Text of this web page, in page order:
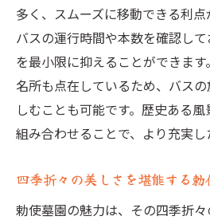
多く、スムーズに移動できる利点
バスの運行時間や本数を確認し
を最小限に抑えることができま
名所も点在しているため、バス
しむことも可能です。歴史ある
組み合わせることで、より充実し
四季折々の美しさを堪能する勅
勅使墓園の魅力は、その四季折々